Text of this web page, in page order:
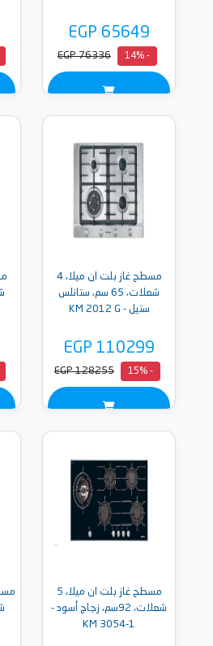
EGP 65649
- 14%
EGP 76336
مسطح غاز بلت ان ميلا، 4
شعلات، 65 سم، ستانلس
ستيل - KM 2012 G
EGP 110299
- 15%
EGP 128255
مسطح غاز بلت ان ميلا، 5
شعلات، 92سم، زجاج أسود -
KM 3054-1